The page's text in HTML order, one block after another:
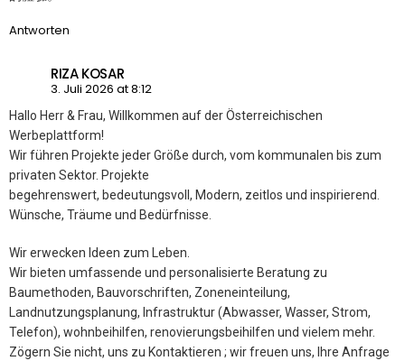
Antworten
RIZA KOSAR
3. Juli 2026 at 8:12
Hallo Herr & Frau, Willkommen auf der Österreichischen
Werbeplattform!
Wir führen Projekte jeder Größe durch, vom kommunalen bis zum
privaten Sektor. Projekte
begehrenswert, bedeutungsvoll, Modern, zeitlos und inspirierend.
Wünsche, Träume und Bedürfnisse.
Wir erwecken Ideen zum Leben.
Wir bieten umfassende und personalisierte Beratung zu
Baumethoden, Bauvorschriften, Zoneneinteilung,
Landnutzungsplanung, Infrastruktur (Abwasser, Wasser, Strom,
Telefon), wohnbeihilfen, renovierungsbeihilfen und vielem mehr.
Zögern Sie nicht, uns zu Kontaktieren ; wir freuen uns, Ihre Anfrage